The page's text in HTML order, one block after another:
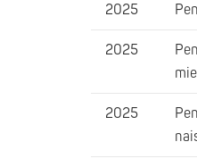
2025
2025
2025